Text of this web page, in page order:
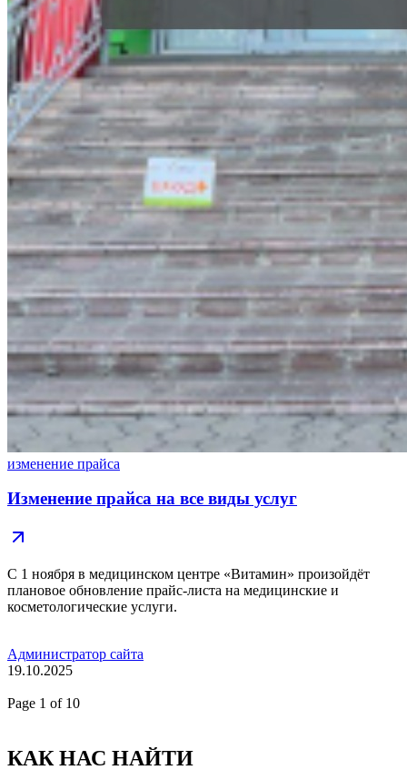
изменение прайса
Изменение прайса на все виды услуг
С 1 ноября в медицинском центре «Витамин» произойдёт
плановое обновление прайс-листа на медицинские и
косметологические услуги.
Администратор сайта
19.10.2025
Page 1 of 10
КАК НАС НАЙТИ